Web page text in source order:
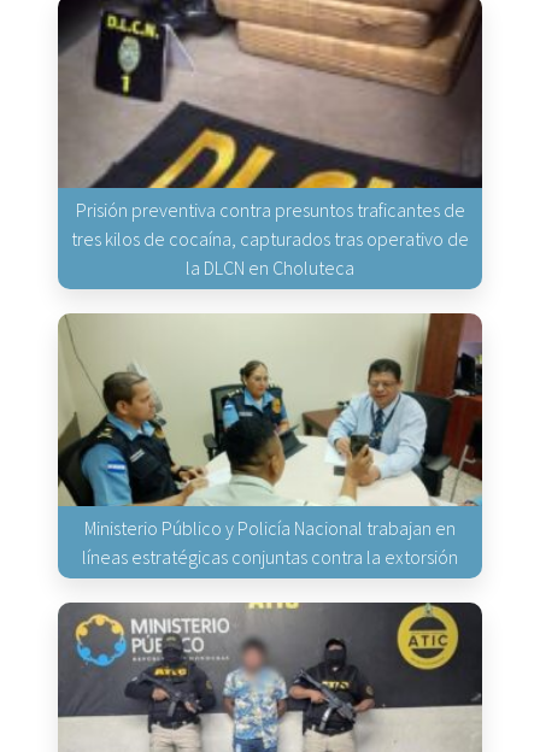
Prisión preventiva contra presuntos traficantes de
tres kilos de cocaína, capturados tras operativo de
la DLCN en Choluteca
Ministerio Público y Policía Nacional trabajan en
líneas estratégicas conjuntas contra la extorsión